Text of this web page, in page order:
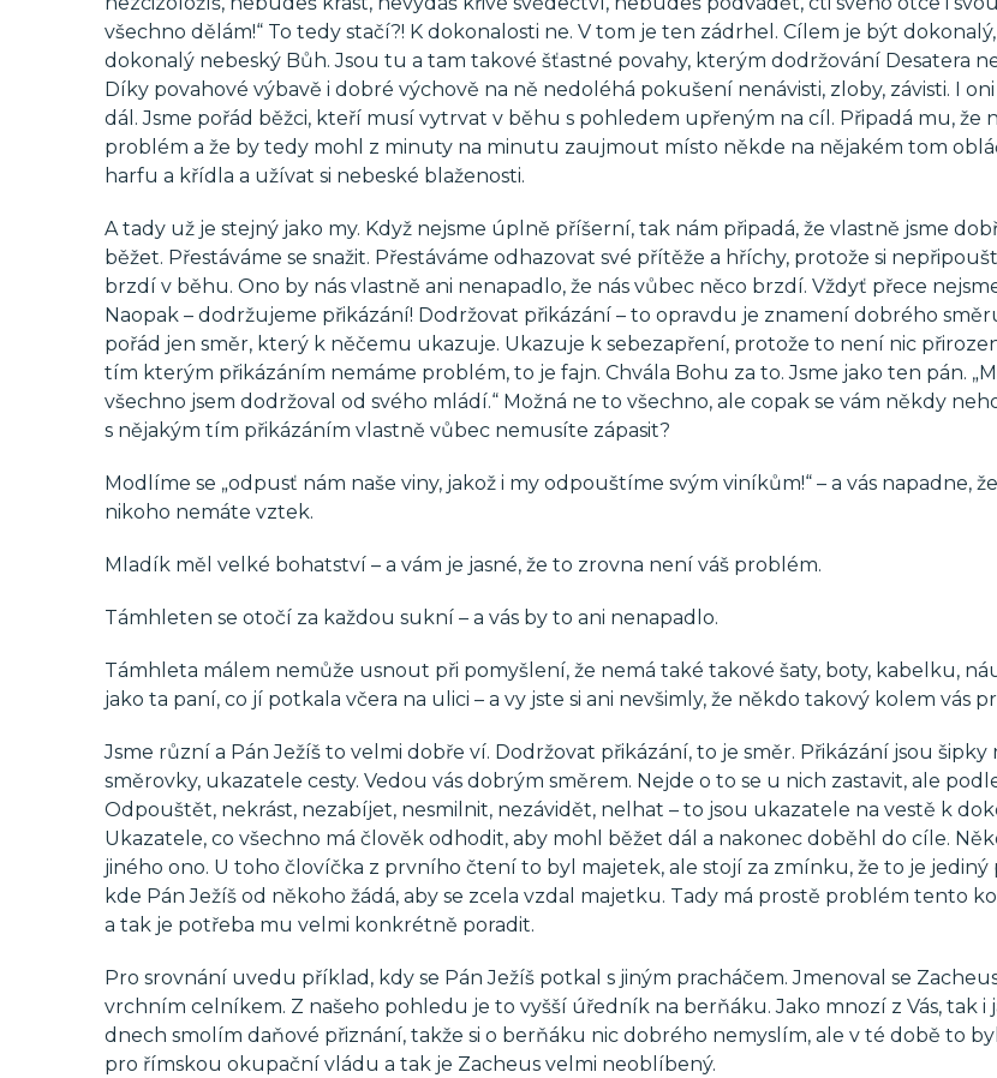
všechno dělám!“ To tedy stačí?! K dokonalosti ne. V tom je ten zádrhel. Cílem je být
dokonalý nebeský Bůh. Jsou tu a tam takové šťastné povahy, kterým dodržování Desatera
Díky povahové výbavě i dobré výchově na ně nedoléhá pokušení nenávisti, zloby, závisti. I
dál. Jsme pořád běžci, kteří musí vytrvat v běhu s pohledem upřeným na cíl. Připadá mu, že
problém a že by tedy mohl z minuty na minutu zaujmout místo někde na nějakém tom
harfu a křídla a užívat si nebeské blaženosti.
A tady už je stejný jako my. Když nejsme úplně příšerní, tak nám připadá, že vlastně jsme
běžet. Přestáváme se snažit. Přestáváme odhazovat své přítěže a hříchy, protože si
brzdí v běhu. Ono by nás vlastně ani nenapadlo, že nás vůbec něco brzdí. Vždyť přece
Naopak – dodržujeme přikázání! Dodržovat přikázání – to opravdu je znamení dobrého
pořád jen směr, který k něčemu ukazuje. Ukazuje k sebezapření, protože to není nic
tím kterým přikázáním nemáme problém, to je fajn. Chvála Bohu za to. Jsme jako ten pán.
všechno jsem dodržoval od svého mládí.“ Možná ne to všechno, ale copak se vám někdy
s nějakým tím přikázáním vlastně vůbec nemusíte zápasit?
Modlíme se „odpusť nám naše viny, jakož i my odpouštíme svým viníkům!“ – a vás napadne,
nikoho nemáte vztek.
Mladík měl velké bohatství – a vám je jasné, že to zrovna není váš problém.
Támhleten se otočí za každou sukní – a vás by to ani nenapadlo.
Támhleta málem nemůže usnout při pomyšlení, že nemá také takové šaty, boty, kabelku,
jako ta paní, co jí potkala včera na ulici – a vy jste si ani nevšimly, že někdo takový kolem vás
Jsme různí a Pán Ježíš to velmi dobře ví. Dodržovat přikázání, to je směr. Přikázání jsou šipky
směrovky, ukazatele cesty. Vedou vás dobrým směrem. Nejde o to se u nich zastavit, ale
Odpouštět, nekrást, nezabíjet, nesmilnit, nezávidět, nelhat – to jsou ukazatele na vestě k
Ukazatele, co všechno má člověk odhodit, aby mohl běžet dál a nakonec doběhl do cíle.
jiného ono. U toho človíčka z prvního čtení to byl majetek, ale stojí za zmínku, že to je jediný
kde Pán Ježíš od někoho žádá, aby se zcela vzdal majetku. Tady má prostě problém tento
a tak je potřeba mu velmi konkrétně poradit.
Pro srovnání uvedu příklad, kdy se Pán Ježíš potkal s jiným pracháčem. Jmenoval se Zacheus
vrchním celníkem. Z našeho pohledu je to vyšší úředník na berňáku. Jako mnozí z Vás, tak i
dnech smolím daňové přiznání, takže si o berňáku nic dobrého nemyslím, ale v té době to
pro římskou okupační vládu a tak je Zacheus velmi neoblíbený.